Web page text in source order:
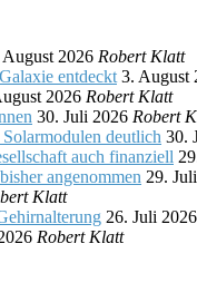
August 2026 Robert Klatt
entdeckt 3. August
2026 Robert Klatt
30. Juli 2026 Robert
deutlich 30.
auch finanziell
angenommen 29.
Klatt
26. Juli 2026
Robert Klatt